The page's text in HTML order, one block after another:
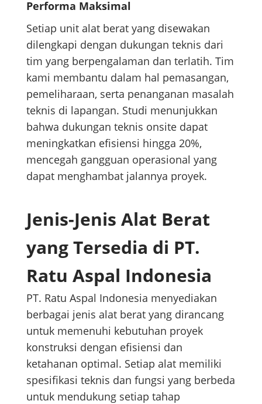
Performa Maksimal
Setiap unit alat berat yang disewakan
dilengkapi dengan dukungan teknis dari
tim yang berpengalaman dan terlatih. Tim
kami membantu dalam hal pemasangan,
pemeliharaan, serta penanganan masalah
teknis di lapangan. Studi menunjukkan
bahwa dukungan teknis onsite dapat
meningkatkan efisiensi hingga 20%,
mencegah gangguan operasional yang
dapat menghambat jalannya proyek.
Jenis-Jenis Alat Berat
yang Tersedia di PT.
Ratu Aspal Indonesia
PT. Ratu Aspal Indonesia menyediakan
berbagai jenis alat berat yang dirancang
untuk memenuhi kebutuhan proyek
konstruksi dengan efisiensi dan
ketahanan optimal. Setiap alat memiliki
spesifikasi teknis dan fungsi yang berbeda
untuk mendukung setiap tahap